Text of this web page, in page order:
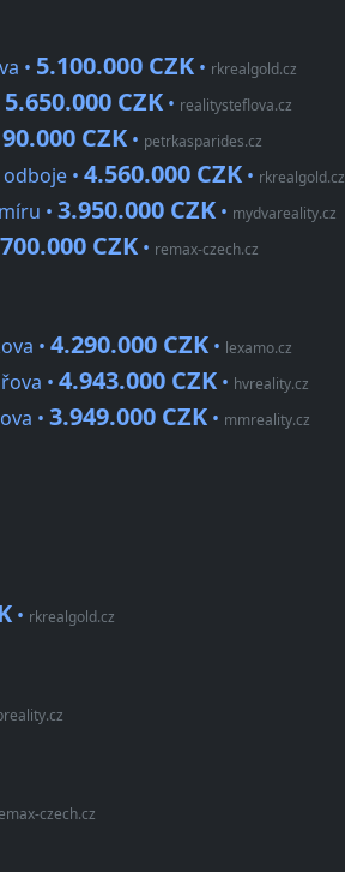
• 5.100.000 CZK • rkrealgold.cz
5.650.000 CZK • realitysteflova.cz
CZK • petrkasparides.cz
• 4.560.000 CZK • rkrealgold.cz
• 3.950.000 CZK • mydvareality.cz
CZK • remax-czech.cz
• 4.290.000 CZK • lexamo.cz
• 4.943.000 CZK • hvreality.cz
• 3.949.000 CZK • mmreality.cz
• rkrealgold.cz
czech.cz